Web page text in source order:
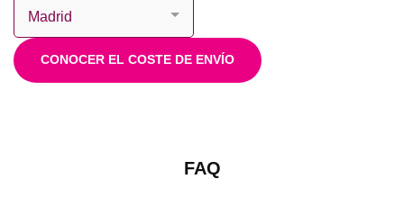
CONOCER EL COSTE DE ENVÍO
FAQ